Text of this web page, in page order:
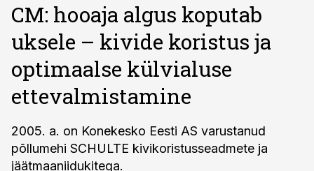
CM: hooaja algus koputab
uksele – kivide koristus ja
optimaalse külvialuse
ettevalmistamine
2005. a. on Konekesko Eesti AS varustanud
põllumehi SCHULTE kivikoristusseadmete ja
jäätmaaniidukitega.